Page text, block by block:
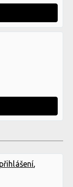
přihlášení